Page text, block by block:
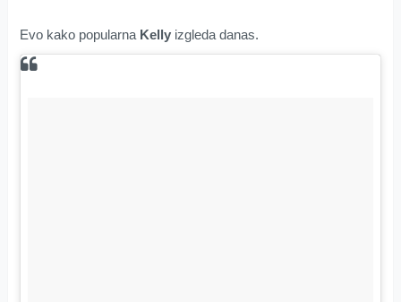
Evo kako popularnaKellyizgleda danas.